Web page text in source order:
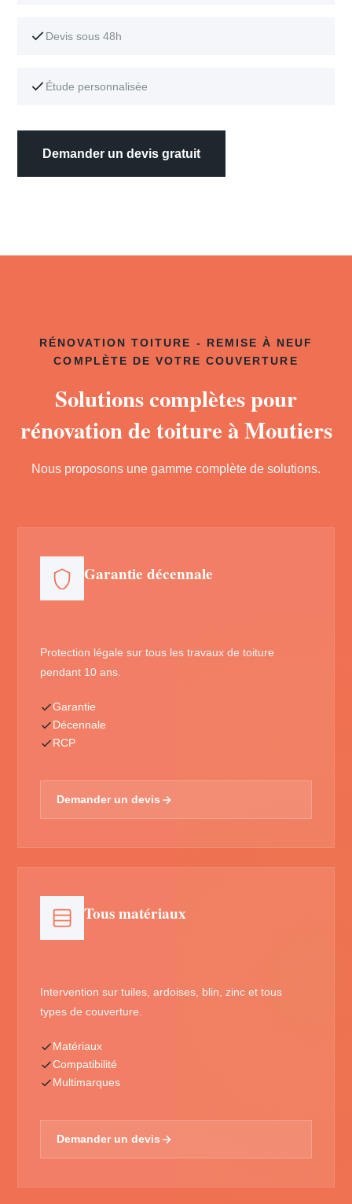
Devis sous 48h
Étude personnalisée
Demander un devis gratuit
RÉNOVATION TOITURE - REMISE À NEUF
COMPLÈTE DE VOTRE COUVERTURE
Solutions complètes pour
rénovation de toiture à Moutiers
Nous proposons une gamme complète de solutions.
Garantie décennale
Protection légale sur tous les travaux de toiture
pendant 10 ans.
Garantie
Décennale
RCP
Demander un devis
Tous matériaux
Intervention sur tuiles, ardoises, blin, zinc et tous
types de couverture.
Matériaux
Compatibilité
Multimarques
Demander un devis